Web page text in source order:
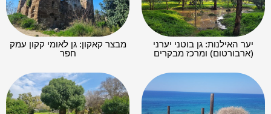
יער האילנות: גן בוטני יערני
(ארבורטום) ומרכז מבקרים
מבצר קאקון: גן לאומי קקון עמק
חפר